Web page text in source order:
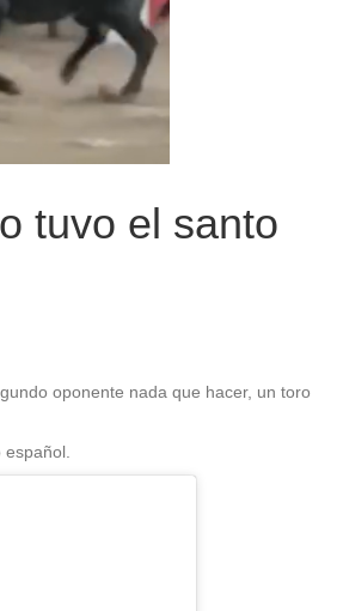
tuvo el santo
oponente nada que hacer, un toro